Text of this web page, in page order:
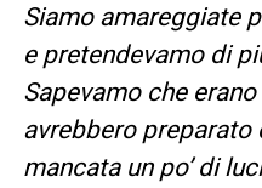
Siamo amareggiate
e pretendevamo di
Sapevamo che
avrebbero preparato
mancata un po’ di